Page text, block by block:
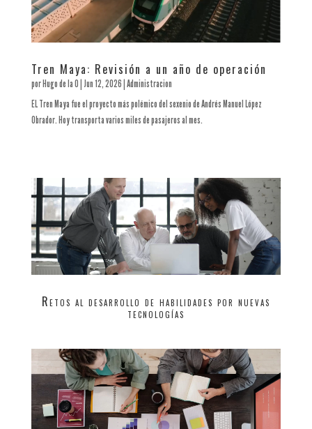
Tren Maya: Revisión a un año de operación
porHugo de la O | Jun 12, 2026 |Administracion
EL Tren Maya fue el proyecto más polémico del sexenio de Andrés Manuel López
Obrador. Hoy transporta varios miles de pasajeros al mes.
Retos al desarrollo de habilidades por nuevas
tecnologías